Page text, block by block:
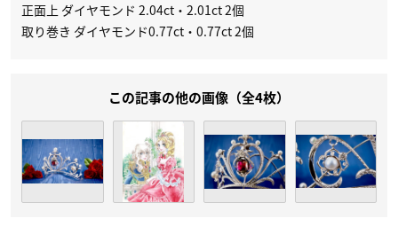
正面上 ダイヤモンド 2.04ct・2.01ct 2個
取り巻き ダイヤモンド0.77ct・0.77ct 2個
この記事の他の画像（全4枚）